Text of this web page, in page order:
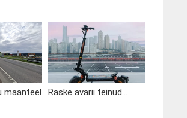
maanteel
Raske avarii teinud...